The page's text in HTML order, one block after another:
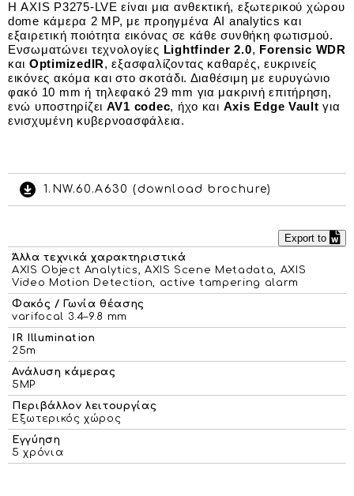
Η AXIS P3275-LVE είναι μια ανθεκτική, εξωτερικού χώρου
dome κάμερα 2 MP, με προηγμένα AI analytics και
εξαιρετική ποιότητα εικόνας σε κάθε συνθήκη φωτισμού.
Ενσωματώνει τεχνολογίες Lightfinder 2.0, Forensic WDR
και OptimizedIR, εξασφαλίζοντας καθαρές, ευκρινείς
εικόνες ακόμα και στο σκοτάδι. Διαθέσιμη με ευρυγώνιο
φακό 10 mm ή τηλεφακό 29 mm για μακρινή επιτήρηση,
ενώ υποστηρίζει AV1 codec, ήχο και Axis Edge Vault για
ενισχυμένη κυβερνοασφάλεια.
1.NW.60.A630 (download brochure)
Export to
Άλλα τεχνικά χαρακτηριστικά
AXIS Object Analytics, AXIS Scene Metadata, AXIS
Video Motion Detection, active tampering alarm
Φακός / Γωνία θέασης
varifocal 3.4–9.8 mm
IR Illumination
25m
Ανάλυση κάμερας
5MP
Περιβάλλον λειτουργίας
Εξωτερικός χώρος
Εγγύηση
5 χρόνια